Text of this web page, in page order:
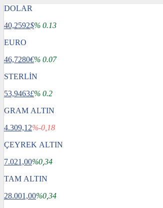
DOLAR
40,2592$% 0.13
EURO
46,7280€% 0.07
STERLİN
53,9463£% 0.2
GRAM ALTIN
4.309,12%-0,18
ÇEYREK ALTIN
7.021,00%0,34
TAM ALTIN
28.001,00%0,34